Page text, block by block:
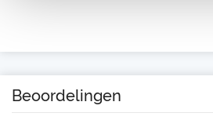
Beoordelingen